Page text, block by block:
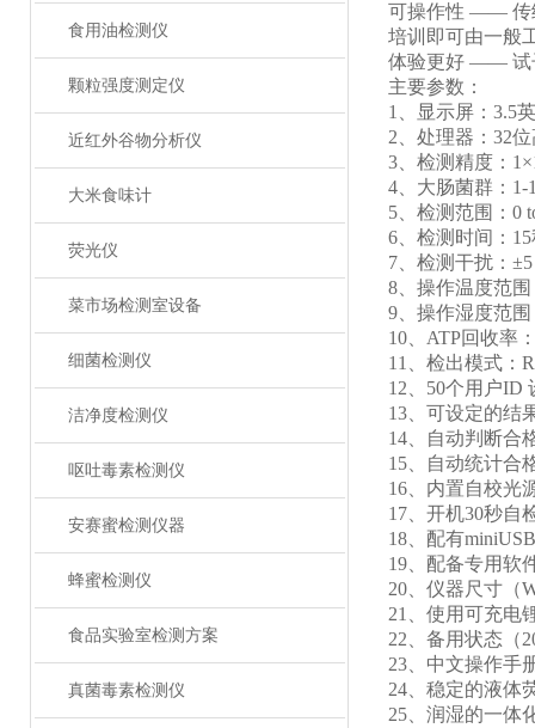
食用油检测仪
颗粒强度测定仪
近红外谷物分析仪
大米食味计
荧光仪
菜市场检测室设备
细菌检测仪
洁净度检测仪
呕吐毒素检测仪
安赛蜜检测仪器
蜂蜜检测仪
食品实验室检测方案
真菌毒素检测仪
可操作性 —— 传
培训即可由一般
体验更好 —— 试
主要参数：
1、显示屏：3.5
2、处理器：32
3、检测精度：
4、大肠菌群：1-
5、检测范围：0
6、检测时间：
7、检测干扰：
8、操作温度范
9、操作湿度范
10、ATP回收率
11、检出模式：
12、50个用户ID
13、可设定的结
14、自动判断合
15、自动统计合
16、内置自校光
17、开机30秒自
18、配有
19、配备专用软
20、仪器尺寸（
21、使用可充电
22、备用状态（
23、中文操作手
24、稳定的液体
25、润湿的一体